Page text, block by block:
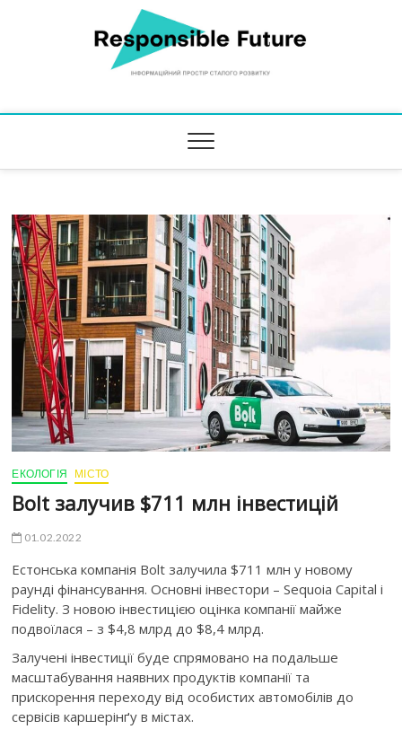
Responsible Future
ЕКОЛОГІЯ МІСТО
Bolt залучив $711 млн інвестицій
01.02.2022
Естонська компанія Bolt залучила $711 млн у новому
раунді фінансування. Основні інвестори – Sequoia Capital і
Fidelity. З новою інвестицією оцінка компанії майже
подвоїлася – з $4,8 млрд до $8,4 млрд.
Залучені інвестиції буде спрямовано на подальше
масштабування наявних продуктів компанії та
прискорення переходу від особистих автомобілів до
сервісів каршерінґу в містах.